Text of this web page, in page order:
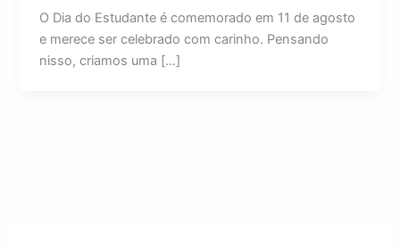
O Dia do Estudante é comemorado em 11 de agosto
e merece ser celebrado com carinho. Pensando
nisso, criamos uma […]